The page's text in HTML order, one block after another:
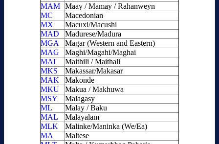
MAM Maay / Mamay / Rahanweyn
MC
Macedonian
MX
Macuxi/Macushi
MAD
Madurese/Madura
MGA
Magar (Western and Eastern)
MAG
Maghi/Magahi/Maghai
MAI
Maithili / Maithali
MKS
Makassar/Makasar
MAK
Makonde
MKU
Makua / Makhuwa
MSY
Malagasy
ML
Malay / Baku
MAL
Malayalam
MLK
Malinke/Maninka (We/Ea)
MA
Maltese